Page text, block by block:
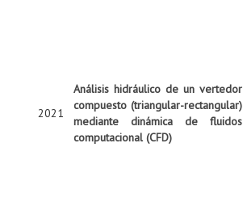
2021
Análisis hidráulico de un vertedor
compuesto (triangular-rectangular)
mediante dinámica de fluidos
computacional (CFD)